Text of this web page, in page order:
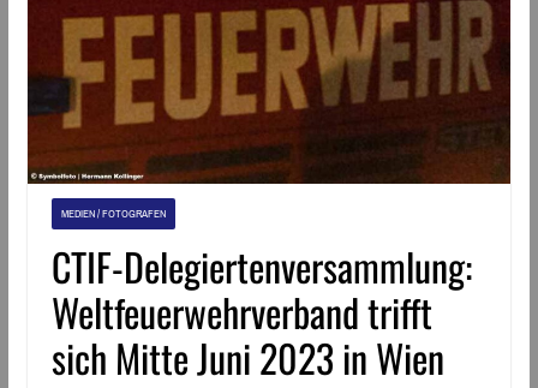
MEDIEN / FOTOGRAFEN
CTIF-Delegiertenversammlung:
Weltfeuerwehrverband trifft
sich Mitte Juni 2023 in Wien